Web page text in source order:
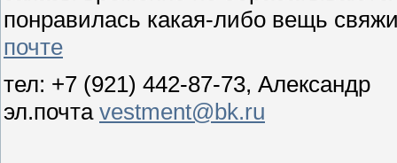
понравилась какая-либо вещь
почте
тел: +7 (921) 442-87-73, Александр
эл.почта vestment@bk.ru